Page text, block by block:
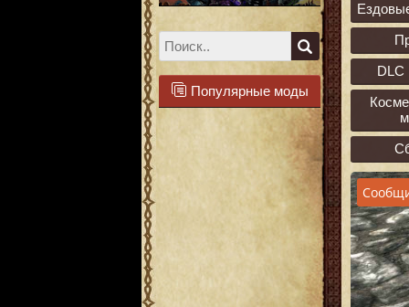
Популярные моды
DLC